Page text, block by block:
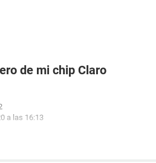
de mi chip Claro
a las 16:13